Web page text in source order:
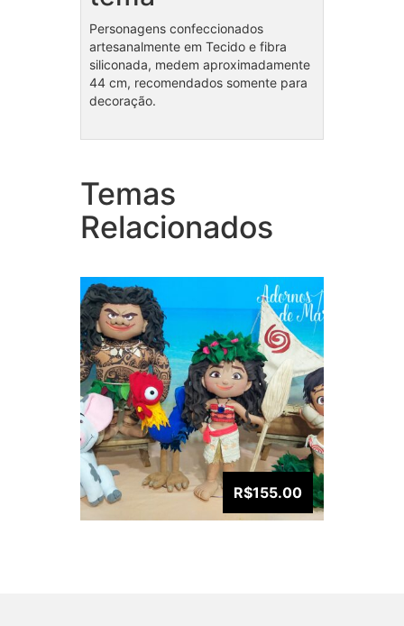
Personagens confeccionados
artesanalmente em Tecido e fibra
siliconada, medem aproximadamente
44 cm, recomendados somente para
decoração.
Temas
Relacionados
Coleção Moana
R$155.00